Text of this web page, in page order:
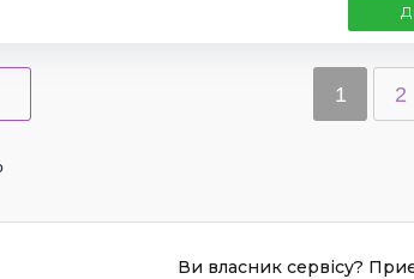
1 2
Ви власник сервісу?